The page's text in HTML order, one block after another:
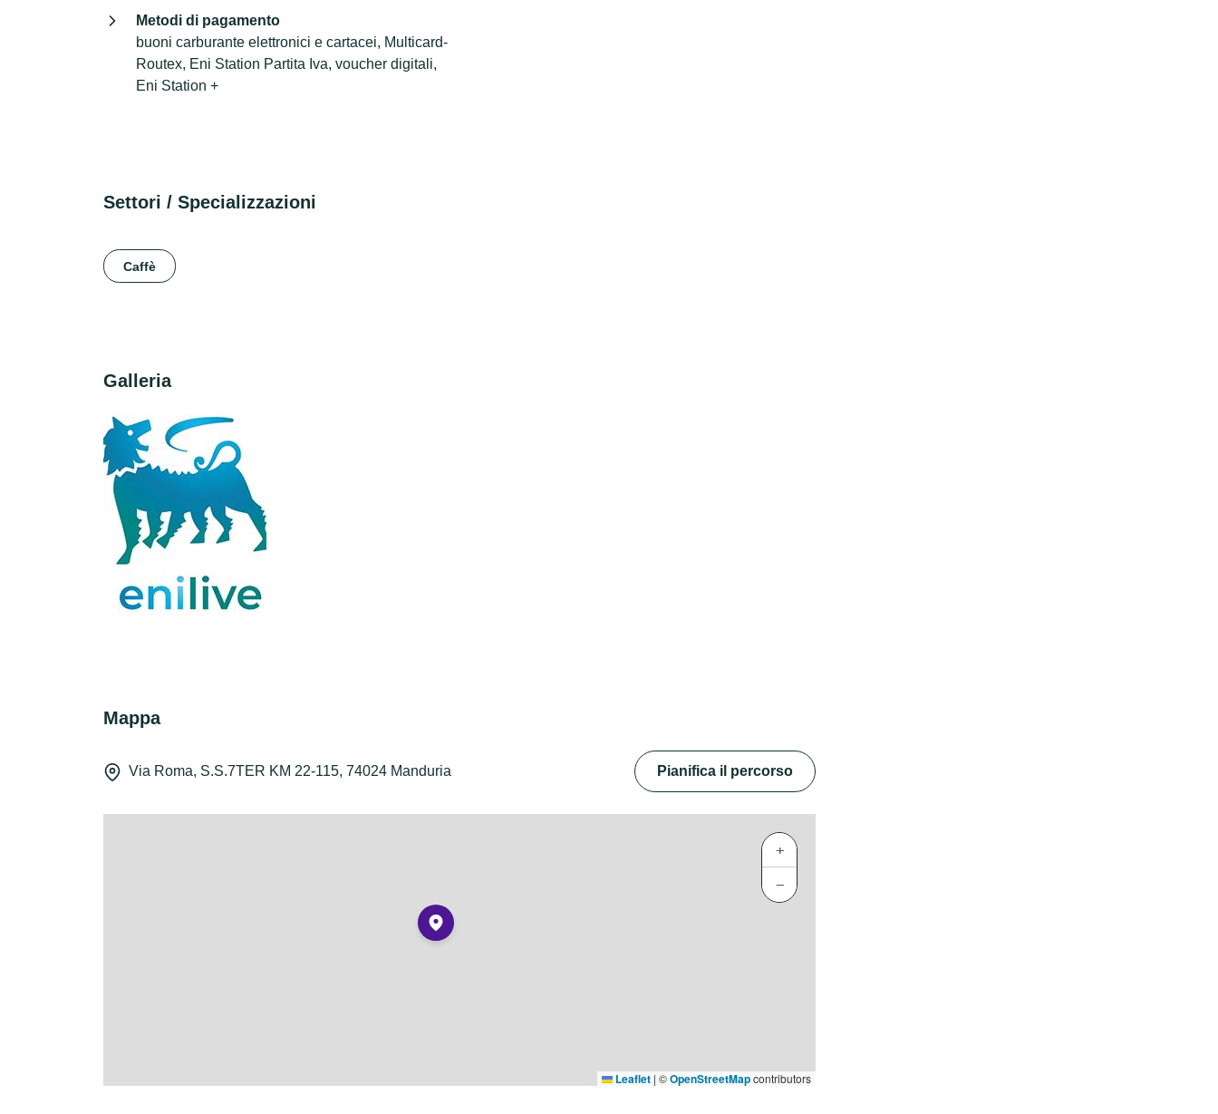
Metodi di pagamento
buoni carburante elettronici e cartacei, Multicard-
Routex, Eni Station Partita Iva, voucher digitali,
Eni Station +
Settori / Specializzazioni
Caffè
Galleria
Mappa
Via Roma, S.S.7TER KM 22-115, 74024 Manduria Pianifica il percorso
+
−
Leaflet | ©OpenStreetMapcontributors